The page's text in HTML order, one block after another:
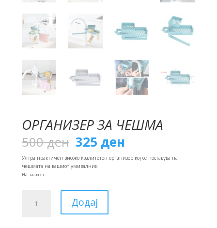
ОРГАНИЗЕР ЗА ЧЕШМА
500ден Original
price
was:
500 ден.
325 ден
is:
325 ден.
Ултра практичен високо квалитетен организер кој се поставува на
чешмата на вашиот умивалник.
На залиха
Додај